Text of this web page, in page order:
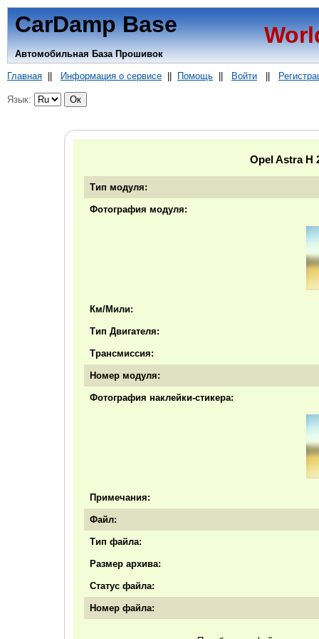
CarDamp Base
Автомобильная База Прошивок
Главная|| Информация о сервисе|| Помощь|| Войти||
Язык:
Opel Astra H
Тип модуля:
Фотография модуля:
Км/Мили:
Тип Двигателя:
Трансмиссия:
Номер модуля:
Фотография наклейки-стикера:
Примечания:
Файл:
Тип файла:
Размер архива:
Статус файла:
Номер файла: